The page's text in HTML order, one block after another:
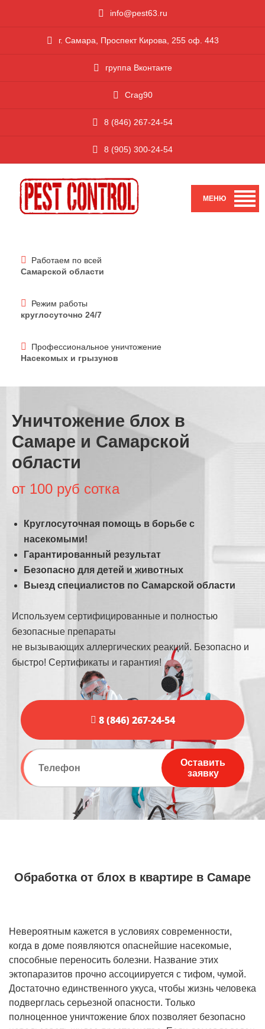
info@pest63.ru
г. Самара, Проспект Кирова, 255 оф. 443
группа Вконтакте
Crag90
8 (846) 267-24-54
8 (905) 300-24-54
Работаем по всей
Самарской области
Режим работы
круглосуточно 24/7
Профессиональное уничтожение
Насекомых и грызунов
Уничтожение блох в
Самаре и Самарской
области
от 100 руб сотка
Круглосуточная помощь в борьбе с
насекомыми!
Гарантированный результат
Безопасно для детей и животных
Выезд специалистов по Самарской области
Используем сертифицированные и полностью
безопасные препараты
не вызывающих аллергических реакций. Безопасно и
быстро! Сертификаты и гарантия!
8 (846) 267-24-54
Оставить
заявку
Обработка от блох в квартире в Самаре
Невероятным кажется в условиях современности,
когда в доме появляются опаснейшие насекомые,
способные переносить болезни. Название этих
эктопаразитов прочно ассоциируется с тифом, чумой.
Достаточно единственного укуса, чтобы жизнь человека
подверглась серьезной опасности. Только
полноценное уничтожение блох позволяет безопасно